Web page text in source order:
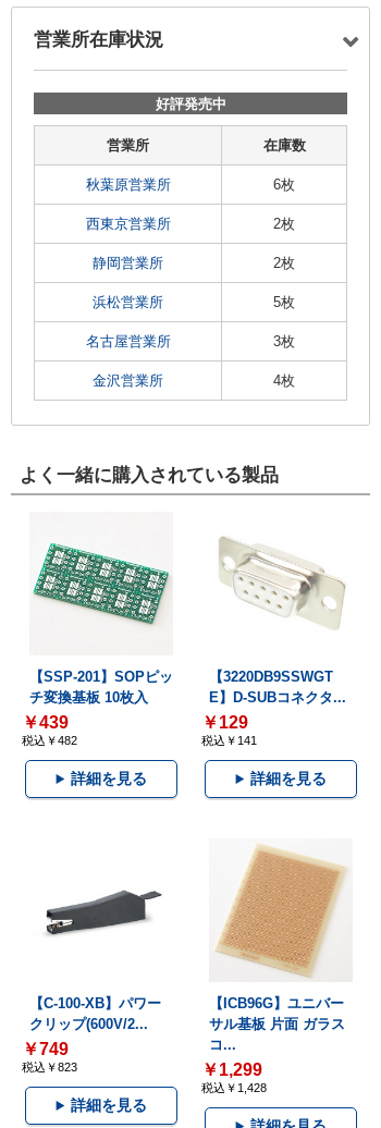
営業所在庫状況
好評発売中
営業所 在庫数
秋葉原営業所 6枚
西東京営業所 2枚
静岡営業所 2枚
浜松営業所 5枚
名古屋営業所 3枚
金沢営業所 4枚
よく一緒に購入されている製品
【SSP-201】SOPピッ
チ変換基板 10枚入
￥439
税込￥482
詳細を見る
【3220DB9SSWGT
E】D-SUBコネクタ...
￥129
税込￥141
詳細を見る
【C-100-XB】パワー
クリップ(600V/2...
￥749
税込￥823
詳細を見る
【ICB96G】ユニバー
サル基板 片面 ガラス
コ...
￥1,299
税込￥1,428